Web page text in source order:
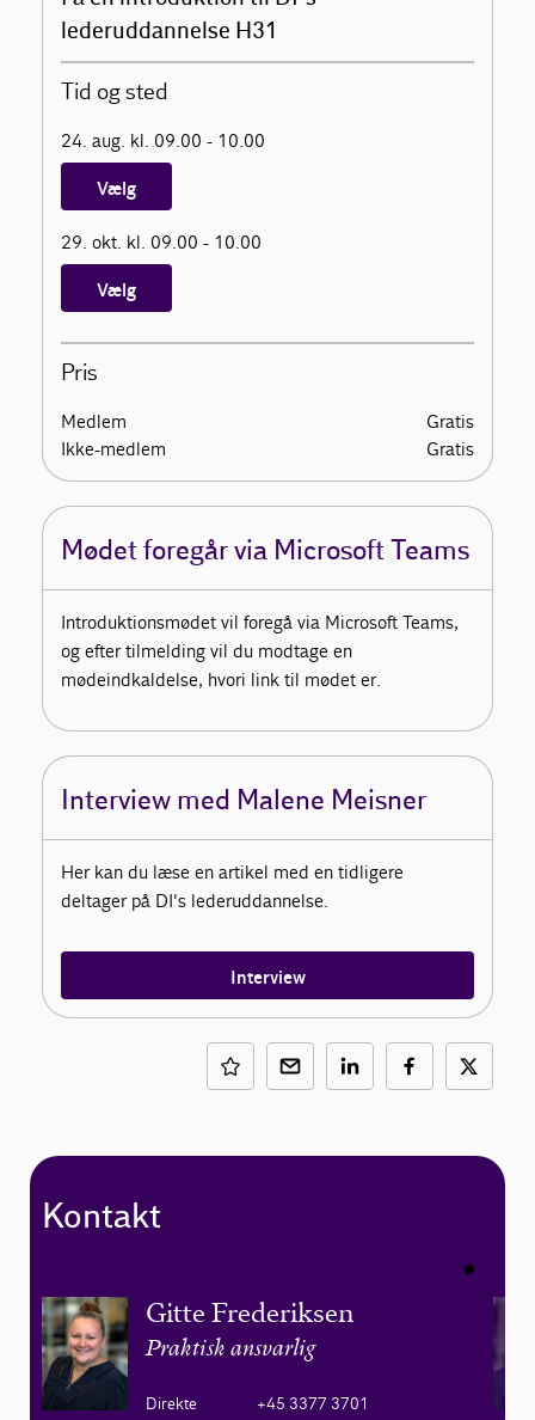
lederuddannelse H31
Tid og sted
24. aug. kl. 09.00 - 10.00
Vælg
29. okt. kl. 09.00 - 10.00
Vælg
Pris
Medlem
Gratis
Ikke-medlem
Gratis
Mødet foregår via Microsoft Teams
Introduktionsmødet vil foregå via Microsoft Teams,
og efter tilmelding vil du modtage en
mødeindkaldelse, hvori link til mødet er.
Interview med Malene Meisner
Her kan du læse en artikel med en tidligere
deltager på DI's lederuddannelse.
Interview
Kontakt
Gitte Frederiksen
Praktisk ansvarlig
Direkte
+45 3377 3701